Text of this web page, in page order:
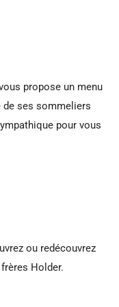
propose un menu
de ses sommeliers
pour vous
ou redécouvrez
Holder.